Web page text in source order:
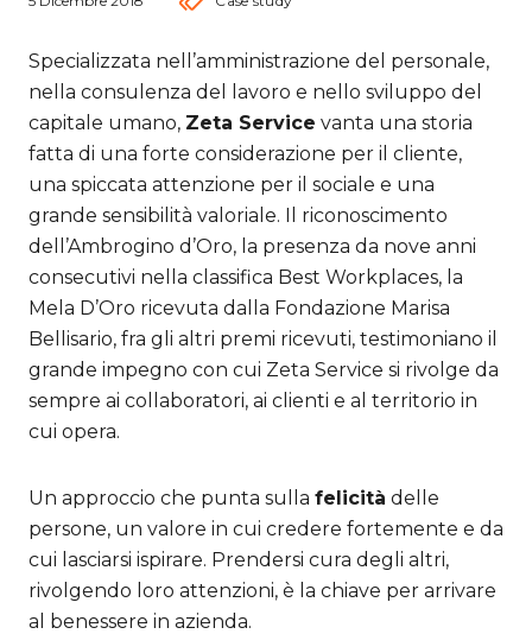
Specializzata nell’amministrazione del personale,
nella consulenza del lavoro e nello sviluppo del
capitale umano, Zeta Service vanta una storia
fatta di una forte considerazione per il cliente,
una spiccata attenzione per il sociale e una
grande sensibilità valoriale. Il riconoscimento
dell’Ambrogino d’Oro, la presenza da nove anni
consecutivi nella classifica Best Workplaces, la
Mela D’Oro ricevuta dalla Fondazione Marisa
Bellisario, fra gli altri premi ricevuti, testimoniano il
grande impegno con cui Zeta Service si rivolge da
sempre ai collaboratori, ai clienti e al territorio in
cui opera.
Un approccio che punta sulla felicità delle
persone, un valore in cui credere fortemente e da
cui lasciarsi ispirare. Prendersi cura degli altri,
rivolgendo loro attenzioni, è la chiave per arrivare
al benessere in azienda.